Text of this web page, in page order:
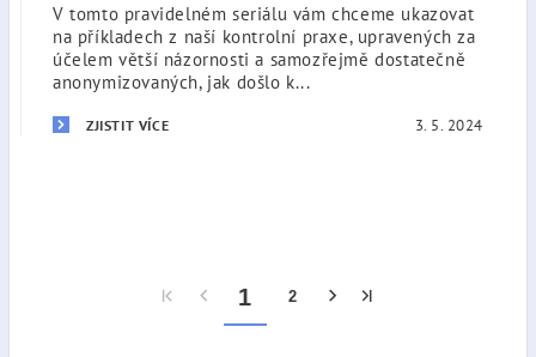
V tomto pravidelném seriálu vám chceme ukazovat
na příkladech z naší kontrolní praxe, upravených za
účelem větší názornosti a samozřejmě dostatečně
anonymizovaných, jak došlo k...
ZJISTIT VÍCE 3. 5. 2024
1 2